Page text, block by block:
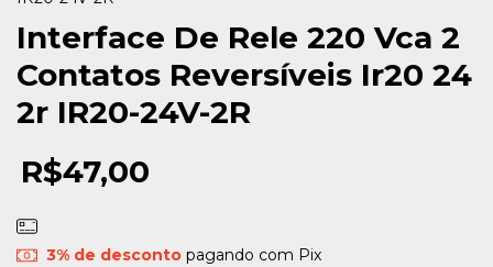
Interface De Rele 220 Vca 2
Contatos Reversíveis Ir20 24
2r IR20-24V-2R
R$47,00
3% de descontopagando com Pix